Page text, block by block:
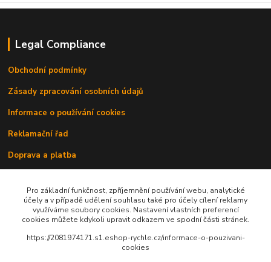
Legal Compliance
Obchodní podmínky
Zásady zpracování osobních údajů
Informace o používání cookies
Reklamační řad
Doprava a platba
Pro základní funkčnost, zpříjemnění používání webu, analytické
účely a v případě udělení souhlasu také pro účely cílení reklamy
využíváme soubory cookies. Nastavení vlastních preferencí
cookies můžete kdykoli upravit odkazem ve spodní části stránek.
https://2081974171.s1.eshop-rychle.cz/informace-o-pouzivani-
cookies